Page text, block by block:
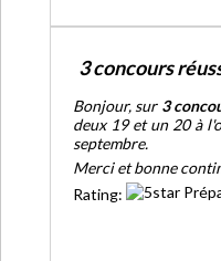
3 concours
Bonjour, sur 3
deux 19 et un 20 à
septembre.
Merci et bonne
Rating: